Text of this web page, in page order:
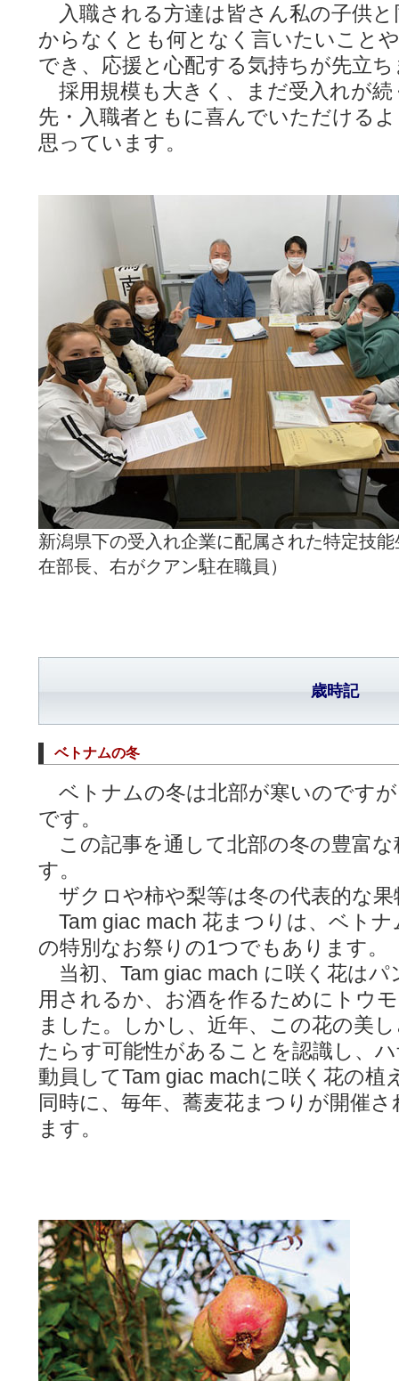
入職される方達は皆さん私の子供と
からなくとも何となく言いたいこと
でき、応援と心配する気持ちが先立
採用規模も大きく、まだ受入れが続
先・入職者ともに喜んでいただける
思っています。
新潟県下の受入れ企業に配属された特定技
在部長、右がクアン駐在職員）
歳時記
ベトナムの冬
ベトナムの冬は北部が寒いのです
です。
この記事を通して北部の冬の豊富
す。
ザクロや柿や梨等は冬の代表的な
Tam giac mach 花まつりは、ベト
の特別なお祭りの1つでもあります。
当初、Tam giac mach に咲く花は
用されるか、お酒を作るためにトウ
ました。しかし、近年、この花の美
たらす可能性があることを認識し、
動員してTam giac machに咲く花の植
同時に、毎年、蕎麦花まつりが開催
ます。